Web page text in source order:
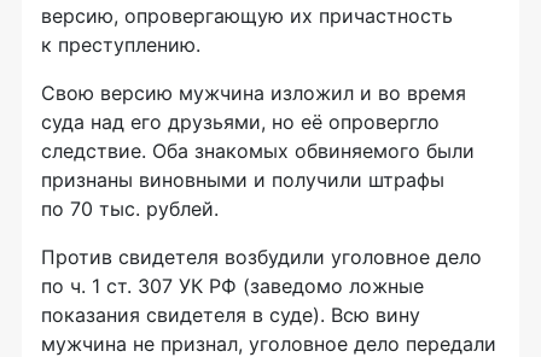
версию, опровергающую их причастность
к преступлению.
Свою версию мужчина изложил и во время
суда над его друзьями, но её опровергло
следствие. Оба знакомых обвиняемого были
признаны виновными и получили штрафы
по 70 тыс. рублей.
Против свидетеля возбудили уголовное дело
по ч. 1 ст. 307 УК РФ (заведомо ложные
показания свидетеля в суде). Всю вину
мужчина не признал, уголовное дело передали